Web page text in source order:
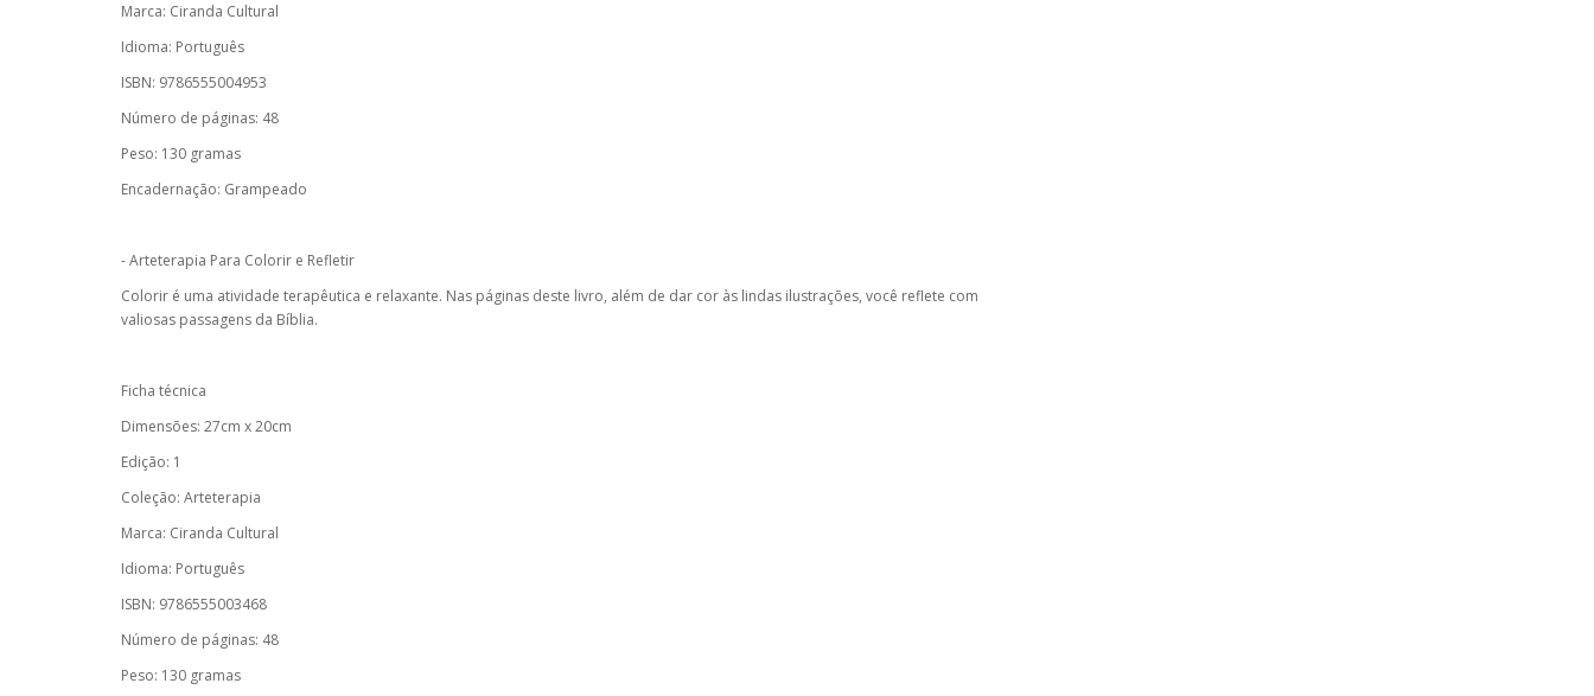
Marca: Ciranda Cultural
Idioma: Português
ISBN: 9786555004953
Número de páginas: 48
Peso: 130 gramas
Encadernação: Grampeado
- Arteterapia Para Colorir e Refletir
Colorir é uma atividade terapêutica e relaxante. Nas páginas deste livro, além de dar cor às lindas ilustrações, você reflete com
valiosas passagens da Bíblia.
Ficha técnica
Dimensões: 27cm x 20cm
Edição: 1
Coleção: Arteterapia
Marca: Ciranda Cultural
Idioma: Português
ISBN: 9786555003468
Número de páginas: 48
Peso: 130 gramas